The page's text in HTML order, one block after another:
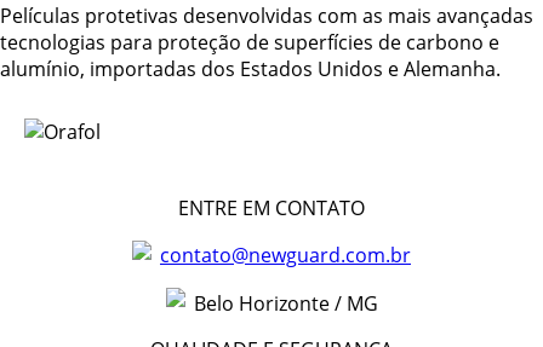
Películas protetivas desenvolvidas com as mais avançadas
tecnologias para proteção de superfícies de carbono e
alumínio, importadas dos Estados Unidos e Alemanha.
ENTRE EM CONTATO
contato@newguard.com.br
Belo Horizonte / MG